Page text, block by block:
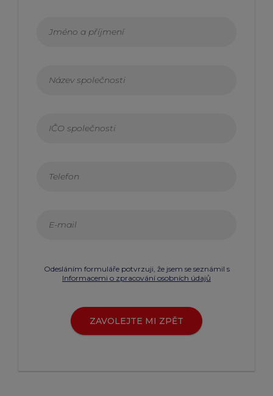
Odesláním formuláře potvrzuji, že jsem se seznámil s
Informacemi o zpracování osobních údajů
ZAVOLEJTE MI ZPĚT